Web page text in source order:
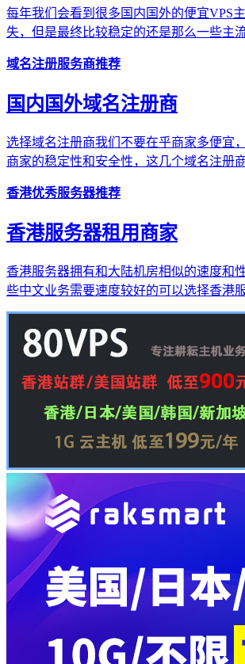
每年我们会看到很多国内国外的便宜VPS
失，但是最终比较稳定的还是那么一些主
域名注册服务商推荐
国内国外域名注册商
选择域名注册商我们不要在乎商家多便宜
商家的稳定性和安全性，这几个域名注册
香港优秀服务器推荐
香港服务器租用商家
香港服务器拥有和大陆机房相似的速度和
些中文业务需要速度较好的可以选择香港